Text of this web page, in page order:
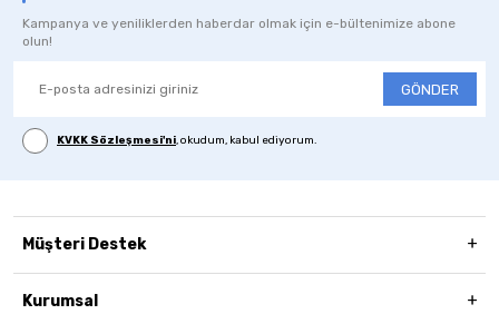
Kampanya ve yeniliklerden haberdar olmak için e-bültenimize abone
olun!
GÖNDER
KVKK Sözleşmesi'ni, okudum, kabul ediyorum.
Müşteri Destek
Kurumsal